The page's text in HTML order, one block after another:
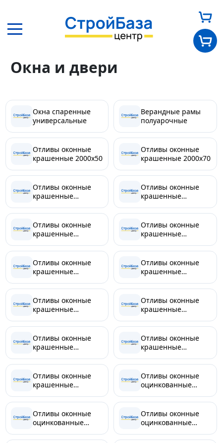
О нас
Каталог
Оплата и доставка
Новости
Контакты
Менеджер
+7 (961) 138-84-27
Мы в соц. сетях
Окна и двери
Окна спаренные
универсальные
Верандные рамы
полуарочные
Отливы оконные
крашенные 2000х50
Отливы оконные
крашенные 2000х70
Отливы оконные
крашенные
Отливы оконные
крашенные
Отливы оконные
крашенные
Отливы оконные
крашенные
Отливы оконные
крашенные
Отливы оконные
крашенные
Отливы оконные
крашенные
Отливы оконные
крашенные
Отливы оконные
крашенные
Отливы оконные
крашенные
Отливы оконные
крашенные
Отливы оконные
оцинкованные
Отливы оконные
оцинкованные
Отливы оконные
оцинкованные